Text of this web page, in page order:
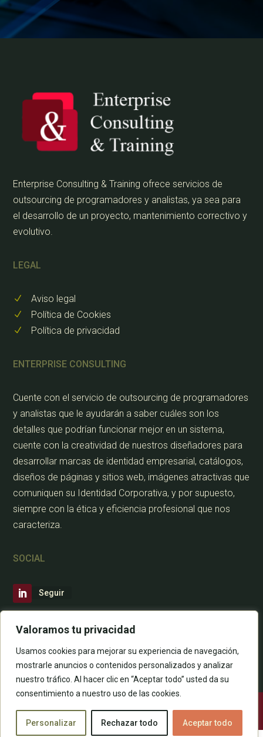
Valoramos tu privacidad
Usamos cookies para mejorar su experiencia de navegación,
mostrarle anuncios o contenidos personalizados y analizar
nuestro tráfico. Al hacer clic en “Aceptar todo” usted da su
consentimiento a nuestro uso de las cookies.
Personalizar Rechazar todo Aceptar todo
Enterprise Consulting & Training ofrece servicios de
outsourcing de programadores y analistas, ya sea para
el desarrollo de un proyecto, mantenimiento correctivo y
evolutivo.
LEGAL
N Aviso legal
N Política de Cookies
N Política de privacidad
ENTERPRISE CONSULTING
Cuente con el servicio de outsourcing de programadores
y analistas que le ayudarán a saber cuáles son los
detalles que podrían funcionar mejor en un sistema,
cuente con la creatividad de nuestros diseñadores para
desarrollar marcas de identidad empresarial, catálogos,
diseños de páginas y sitios web, imágenes atractivas que
comuniquen su Identidad Corporativa, y por supuesto,
siempre con la ética y eficiencia profesional que nos
caracteriza.
SOCIAL
Seguir
CONTÁCTANOS
www.eligeunaweb.es